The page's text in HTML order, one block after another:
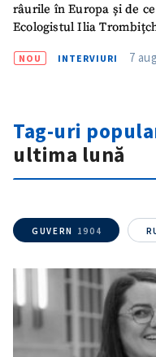
râurile în Europa și de
Ecologistul Ilia
NOU INTERVIURI 7
Tag-uri
ultima lună
GUVERN 1904
ȘTIREA MEA
Fotografie
+ Încarcă
Link media
+ Link
CONTACT SURSĂ
Sursă anonimă